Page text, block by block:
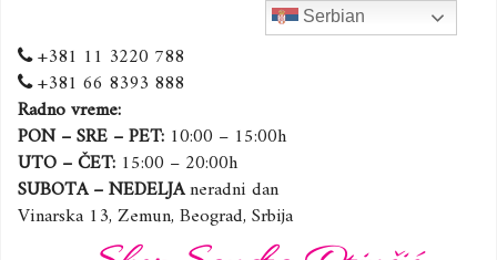
+381 11 3220 788
+381 66 8393 888
Radno vreme:
PON – SRE – PET: 10:00 – 15:00h
UTO – ČET: 15:00 – 20:00h
SUBOTA – NEDELJAneradni dan
Vinarska 13, Zemun, Beograd, Srbija
Serbian